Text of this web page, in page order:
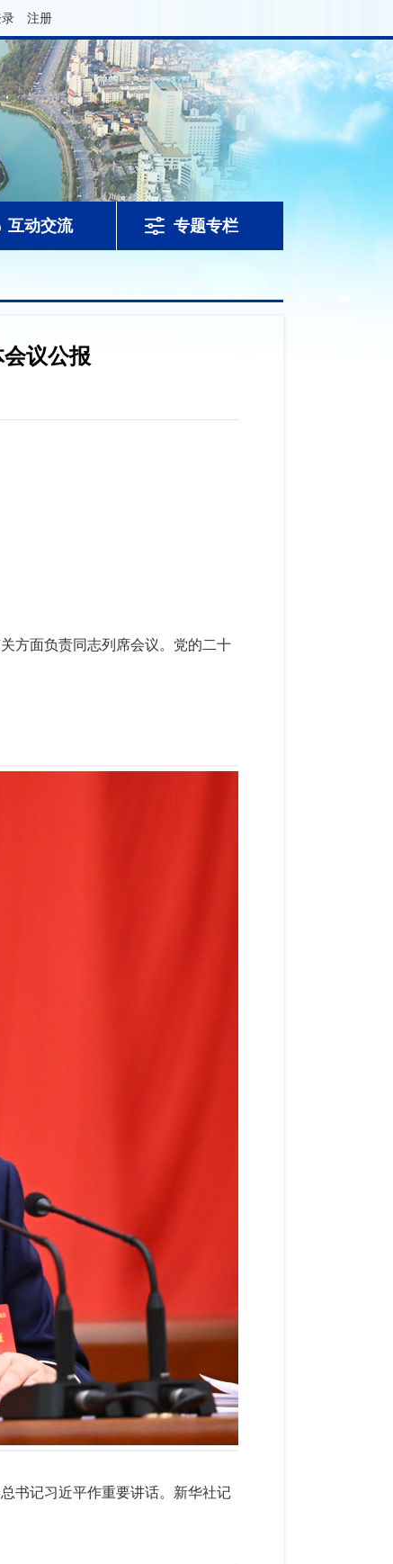
注册
互动交流 专题专栏
议公报
方面负责同志列席会议。党的二十
书记习近平作重要讲话。 新华社记